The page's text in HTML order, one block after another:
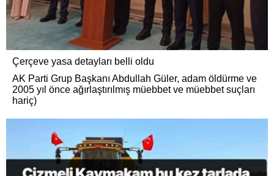
Çerçeve yasa detayları belli oldu
AK Parti Grup Başkanı Abdullah Güler, adam öldürme ve
2005 yıl önce ağırlaştırılmış müebbet ve müebbet suçları
hariç)